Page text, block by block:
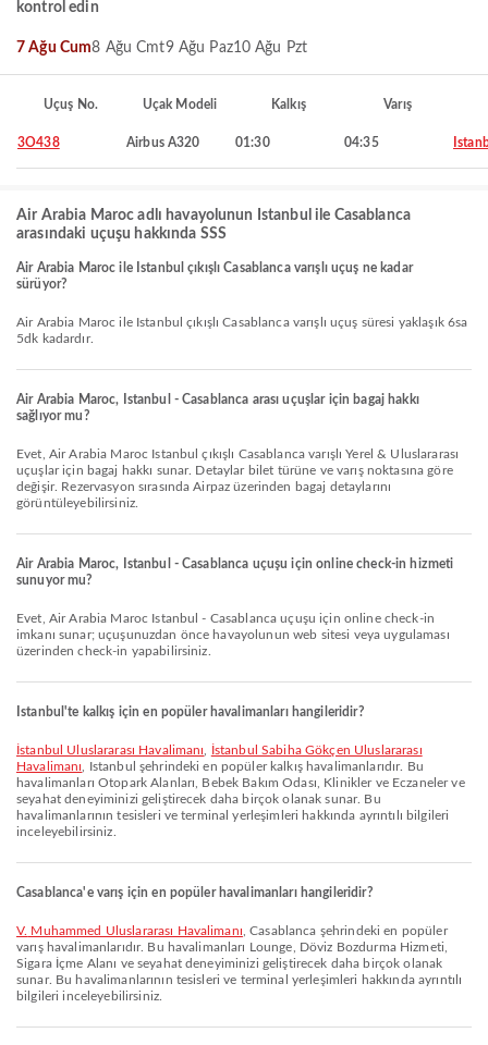
kontrol edin
7 Ağu Cum8 Ağu Cmt9 Ağu Paz10 Ağu Pzt
Uçuş No. Uçak Modeli Kalkış Varış
3O438 Airbus A320 01:30 04:35
Air Arabia Maroc adlı havayolunun Istanbul ile Casablanca
arasındaki uçuşu hakkında SSS
Air Arabia Maroc ile Istanbul çıkışlı Casablanca varışlı uçuş ne kadar
sürüyor?
Air Arabia Maroc ile Istanbul çıkışlı Casablanca varışlı uçuş süresi yaklaşık 6sa
5dk kadardır.
Air Arabia Maroc, Istanbul - Casablanca arası uçuşlar için bagaj hakkı
sağlıyor mu?
Evet, Air Arabia Maroc Istanbul çıkışlı Casablanca varışlı Yerel & Uluslararası
uçuşlar için bagaj hakkı sunar. Detaylar bilet türüne ve varış noktasına göre
değişir. Rezervasyon sırasında Airpaz üzerinden bagaj detaylarını
görüntüleyebilirsiniz.
Air Arabia Maroc, Istanbul - Casablanca uçuşu için online check-in hizmeti
sunuyor mu?
Evet, Air Arabia Maroc Istanbul - Casablanca uçuşu için online check-in
imkanı sunar; uçuşunuzdan önce havayolunun web sitesi veya uygulaması
üzerinden check-in yapabilirsiniz.
Istanbul'te kalkış için en popüler havalimanları hangileridir?
İstanbul Uluslararası Havalimanı
İstanbul Sabiha Gökçen Uluslararası
Havalimanı
, Istanbul şehrindeki en popüler kalkış havalimanlarıdır. Bu
havalimanları Otopark Alanları, Bebek Bakım Odası, Klinikler ve Eczaneler ve
seyahat deneyiminizi geliştirecek daha birçok olanak sunar. Bu
havalimanlarının tesisleri ve terminal yerleşimleri hakkında ayrıntılı bilgileri
inceleyebilirsiniz.
Casablanca'e varış için en popüler havalimanları hangileridir?
V. Muhammed Uluslararası Havalimanı , Casablanca şehrindeki en popüler
varış havalimanlarıdır. Bu havalimanları Lounge, Döviz Bozdurma Hizmeti,
Sigara İçme Alanı ve seyahat deneyiminizi geliştirecek daha birçok olanak
sunar. Bu havalimanlarının tesisleri ve terminal yerleşimleri hakkında ayrıntılı
bilgileri inceleyebilirsiniz.